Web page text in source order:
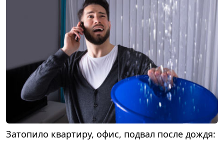
Затопило квартиру, офис, подвал после дождя: